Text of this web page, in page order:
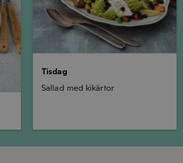
Tisdag
Sallad med kikärtor